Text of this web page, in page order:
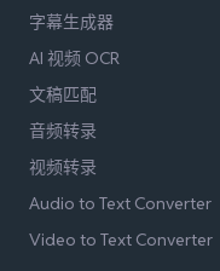
字幕生成器
AI 视频 OCR
文稿匹配
音频转录
视频转录
Audio to Text Converter
Video to Text Converter